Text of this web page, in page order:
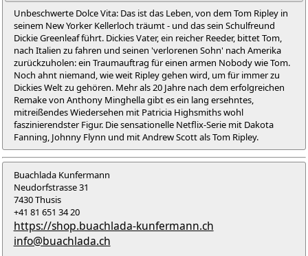
Unbeschwerte Dolce Vita: Das ist das Leben, von dem Tom Ripley in
seinem New Yorker Kellerloch träumt - und das sein Schulfreund
Dickie Greenleaf führt. Dickies Vater, ein reicher Reeder, bittet Tom,
nach Italien zu fahren und seinen 'verlorenen Sohn' nach Amerika
zurückzuholen: ein Traumauftrag für einen armen Nobody wie Tom.
Noch ahnt niemand, wie weit Ripley gehen wird, um für immer zu
Dickies Welt zu gehören. Mehr als 20 Jahre nach dem erfolgreichen
Remake von Anthony Minghella gibt es ein lang ersehntes,
mitreißendes Wiedersehen mit Patricia Highsmiths wohl
faszinierendster Figur. Die sensationelle Netflix-Serie mit Dakota
Fanning, Johnny Flynn und mit Andrew Scott als Tom Ripley.
Buachlada Kunfermann
Neudorfstrasse 31
7430 Thusis
+41 81 651 34 20
https://shop.buachlada-kunfermann.ch
info@buachlada.ch